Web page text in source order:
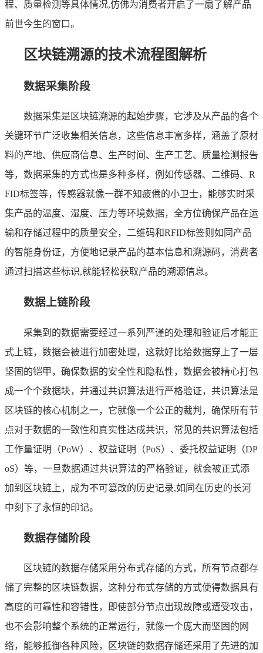
程、质量检测等具体情况,仿佛为消费者开启了一扇了解产品
前世今生的窗口。
区块链溯源的技术流程图解析
数据采集阶段
数据采集是区块链溯源的起始步骤，它涉及从产品的各个
关键环节广泛收集相关信息，这些信息丰富多样，涵盖了原材
料的产地、供应商信息、生产时间、生产工艺、质量检测报告
等，数据采集的方式也是多种多样，例如传感器、二维码、R
FID标签等，传感器就像一群不知疲倦的小卫士，能够实时采
集产品的温度、湿度、压力等环境数据，全方位确保产品在运
输和存储过程中的质量安全，二维码和RFID标签则如同产品
的智能身份证，方便地记录产品的基本信息和溯源码，消费者
通过扫描这些标识,就能轻松获取产品的溯源信息。
数据上链阶段
采集到的数据需要经过一系列严谨的处理和验证后才能正
式上链，数据会被进行加密处理，这就好比给数据穿上了一层
坚固的铠甲，确保数据的安全性和隐私性，数据会被精心打包
成一个个数据块，并通过共识算法进行严格验证，共识算法是
区块链的核心机制之一，它就像一个公正的裁判，确保所有节
点对于数据的一致性和真实性达成共识，常见的共识算法包括
工作量证明（PoW）、权益证明（PoS）、委托权益证明（DP
oS）等，一旦数据通过共识算法的严格验证，就会被正式添
加到区块链上，成为不可篡改的历史记录,如同在历史的长河
中刻下了永恒的印记。
数据存储阶段
区块链的数据存储采用分布式存储的方式，所有节点都存
储了完整的区块链数据，这种分布式存储的方式使得数据具有
高度的可靠性和容错性，即使部分节点出现故障或遭受攻击，
也不会影响整个系统的正常运行，就像一个庞大而坚固的网
络，能够抵御各种风险，区块链的数据存储还采用了先进的加